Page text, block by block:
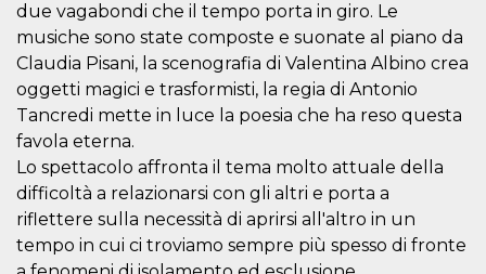
due vagabondi che il tempo porta in giro. Le
musiche sono state composte e suonate al piano da
Claudia Pisani, la scenografia di Valentina Albino crea
oggetti magici e trasformisti, la regia di Antonio
Tancredi mette in luce la poesia che ha reso questa
favola eterna.
Lo spettacolo affronta il tema molto attuale della
difficoltà a relazionarsi con gli altri e porta a
riflettere sulla necessità di aprirsi all'altro in un
tempo in cui ci troviamo sempre più spesso di fronte
para el
rendimiento y la
optimización de
los servicios de
procesamiento
de pagos,
facilitando el
almacenamiento
para hacer que
rápido.
CookieScriptConsent
CookieScript
oooh.events
4 semanas 2
El servicio